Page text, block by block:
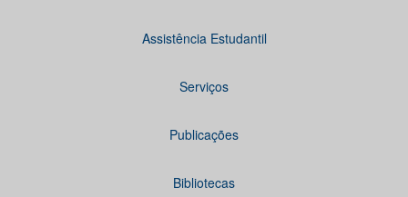
Assistência Estudantil
Serviços
Publicações
Bibliotecas